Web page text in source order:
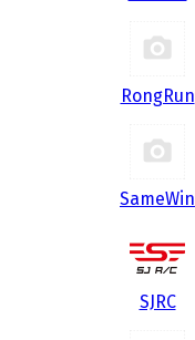
RongRun
SameWin
SJRC